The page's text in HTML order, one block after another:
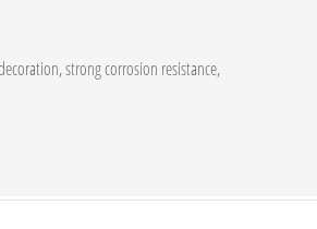
strong corrosion resistance,